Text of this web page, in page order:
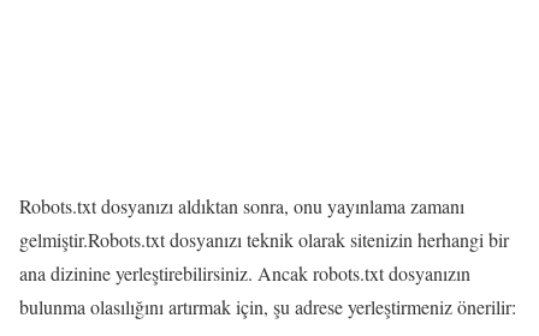
Robots.txt dosyanızı aldıktan sonra, onu yayınlama zamanı
gelmiştir.Robots.txt dosyanızı teknik olarak sitenizin herhangi bir
ana dizinine yerleştirebilirsiniz. Ancak robots.txt dosyanızın
bulunma olasılığını artırmak için, şu adrese yerleştirmeniz önerilir: